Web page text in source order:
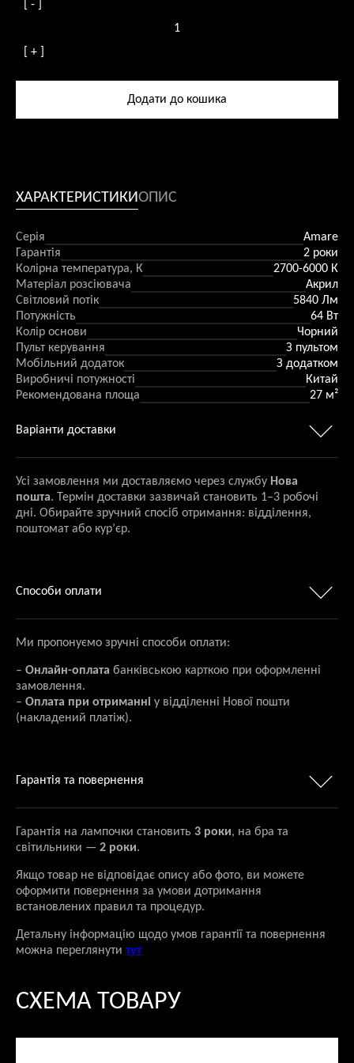
[ - ]
підвісний
LED
кількість
[ + ]
Додати до кошика
ХАРАКТЕРИСТИКИОПИС
Серія
Amare
Гарантія
2 роки
Колірна температура, К
2700-6000 К
Матеріал розсіювача
Акрил
Світловий потік
5840 Лм
Потужність
64 Вт
Колір основи
Чорний
Пульт керування
З пультом
Мобільний додаток
З додатком
Виробничі потужності
Китай
Рекомендована площа
27 м²
Варіанти доставки
Усі замовлення ми доставляємо через службу Нова
пошта. Термін доставки зазвичай становить 1–3 робочі
дні. Обирайте зручний спосіб отримання: відділення,
поштомат або кур’єр.
Способи оплати
Ми пропонуємо зручні способи оплати:
– Онлайн-оплата банківською карткою при оформленні
замовлення.
– Оплата при отриманні у відділенні Нової пошти
(накладений платіж).
Гарантія та повернення
Гарантія на лампочки становить 3 роки, на бра та
світильники — 2 роки.
Якщо товар не відповідає опису або фото, ви можете
оформити повернення за умови дотримання
встановлених правил та процедур.
Детальну інформацію щодо умов гарантії та повернення
можна переглянути тут
СХЕМА ТОВАРУ